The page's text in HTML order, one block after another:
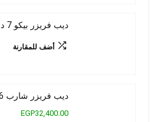
ديب فريزر بيكو 7 درج 260 لتر نوفروست
أضف للمقارنة
ديب فريزر شارب 6 ادراج 250 لتر
EGP32,400.00